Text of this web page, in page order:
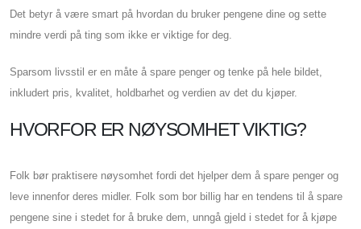
Det betyr å være smart på hvordan du bruker pengene dine og sette
mindre verdi på ting som ikke er viktige for deg.
Sparsom livsstil er en måte å spare penger og tenke på hele bildet,
inkludert pris, kvalitet, holdbarhet og verdien av det du kjøper.
HVORFOR ER NØYSOMHET VIKTIG?
Folk bør praktisere nøysomhet fordi det hjelper dem å spare penger og
leve innenfor deres midler. Folk som bor billig har en tendens til å spare
pengene sine i stedet for å bruke dem, unngå gjeld i stedet for å kjøpe